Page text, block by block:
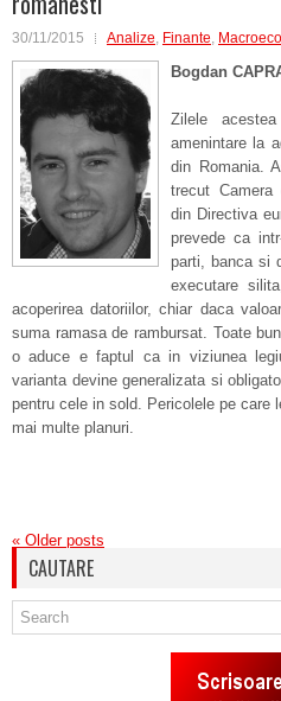
30/11/2015 Analize, Finante,
Bogdan
Zilele
amenintare la
din Romania.
trecut Camera
din Directiva
prevede ca
parti, banca si
executare
acoperirea datoriilor, chiar daca
suma ramasa de rambursat. Toate
o aduce e faptul ca in viziunea
varianta devine generalizata si
pentru cele in sold. Pericolele pe care
mai multe planuri.
« Older posts
CAUTARE